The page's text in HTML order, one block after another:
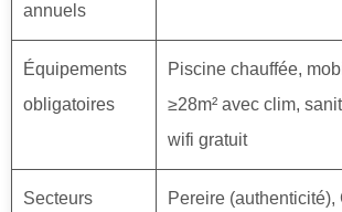
annuels
Équipements
obligatoires
Piscine chauffée,
≥28m² avec clim,
wifi gratuit
Secteurs
Pereire (authenticité),